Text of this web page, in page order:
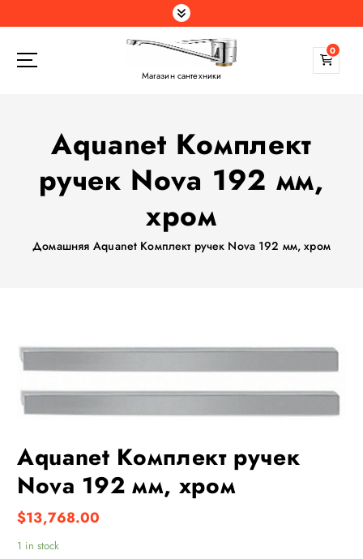
е
Магазин сантехники
0
Aquanet Комплект
ручек Nova 192 мм,
хром
Домашняя Aquanet Комплект ручек Nova 192 мм, хром
Aquanet Комплект ручек
Nova 192 мм, хром
$13,768.00
1 in stock